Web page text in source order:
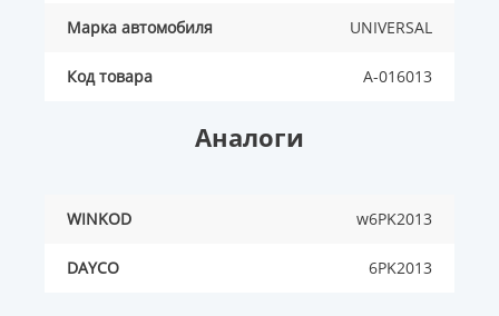
Марка автомобиля UNIVERSAL
Код товара A-016013
Аналоги
WINKOD w6PK2013
DAYCO 6PK2013